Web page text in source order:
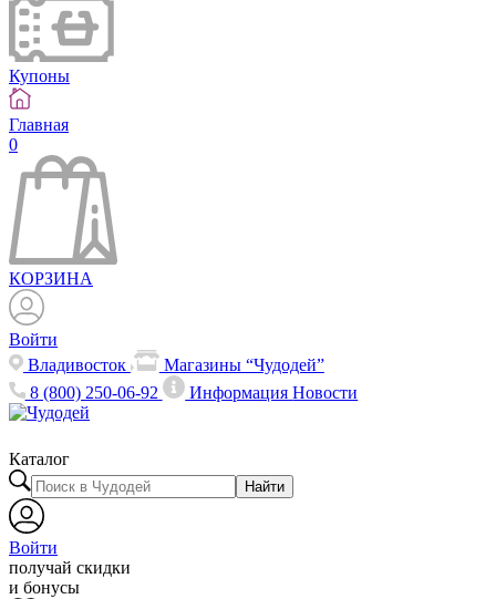
Купоны
Главная
0
КОРЗИНА
Войти
Владивосток
Магазины “Чудодей”
8 (800) 250-06-92
ИнформацияНовости
Каталог
Найти
Войти
получай скидки
и бонусы